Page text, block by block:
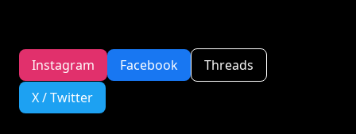
Instagram Facebook
Threads
X / Twitter